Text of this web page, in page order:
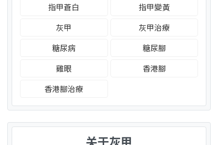
指甲蒼白
指甲變黃
灰甲
灰甲治療
糖尿病
糖尿腳
雞眼
香港腳
香港腳治療
关于灰甲